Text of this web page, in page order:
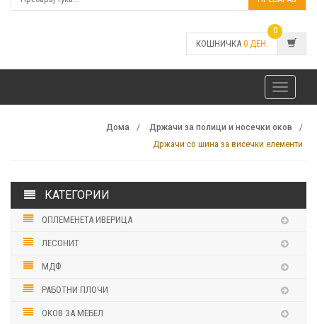
КОШНИЧКА 0 ДЕН.
0
Toggle
navigation
Дома Држачи за полици и носечки оков
Држачи со шина за висечки елементи
КАТЕГОРИИ
ОПЛЕМЕНЕТА ИВЕРИЦА
ЛЕСОНИТ
МДФ
РАБОТНИ ПЛОЧИ
ОКОВ ЗА МЕБЕЛ